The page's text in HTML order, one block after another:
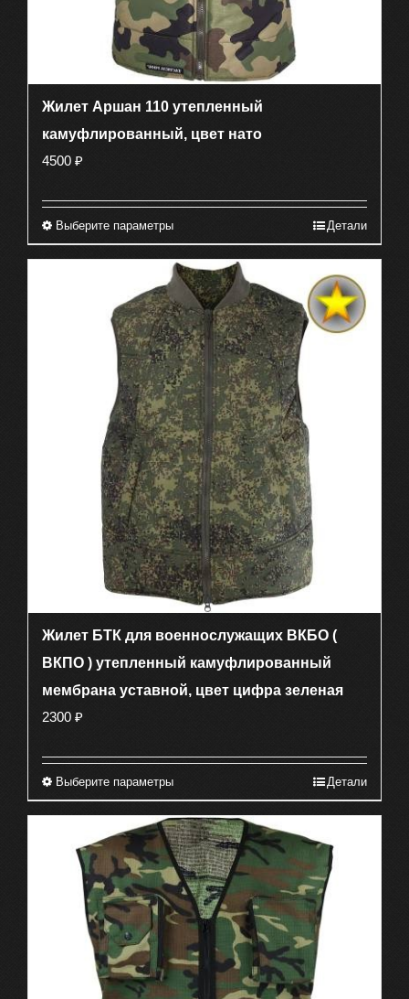
Жилет Аршан 110 утепленный
камуфлированный, цвет нато
4500 ₽
Выберите параметрыЭтот
имеет
несколько
вариаций.
Опции
можно
выбрать
на
странице
товара.
Детали
Жилет БТК для военнослужащих ВКБО (
ВКПО ) утепленный камуфлированный
мембрана уставной, цвет цифра зеленая
2300 ₽
Выберите параметрыЭтот
имеет
несколько
вариаций.
Опции
выбрать
на
Детали